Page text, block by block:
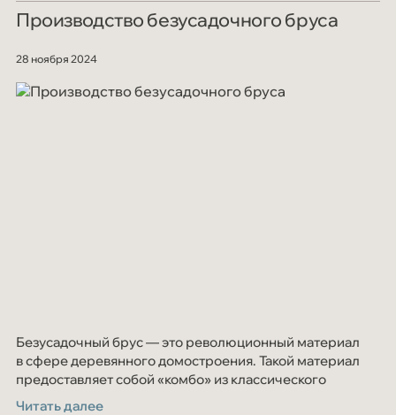
Производство безусадочного бруса
28 ноября 2024
Безусадочный брус — это революционный материал
в сфере деревянного домостроения. Такой материал
предоставляет собой «комбо» из классического
клеёного бруса и дополнительных ламелей
Читать далее